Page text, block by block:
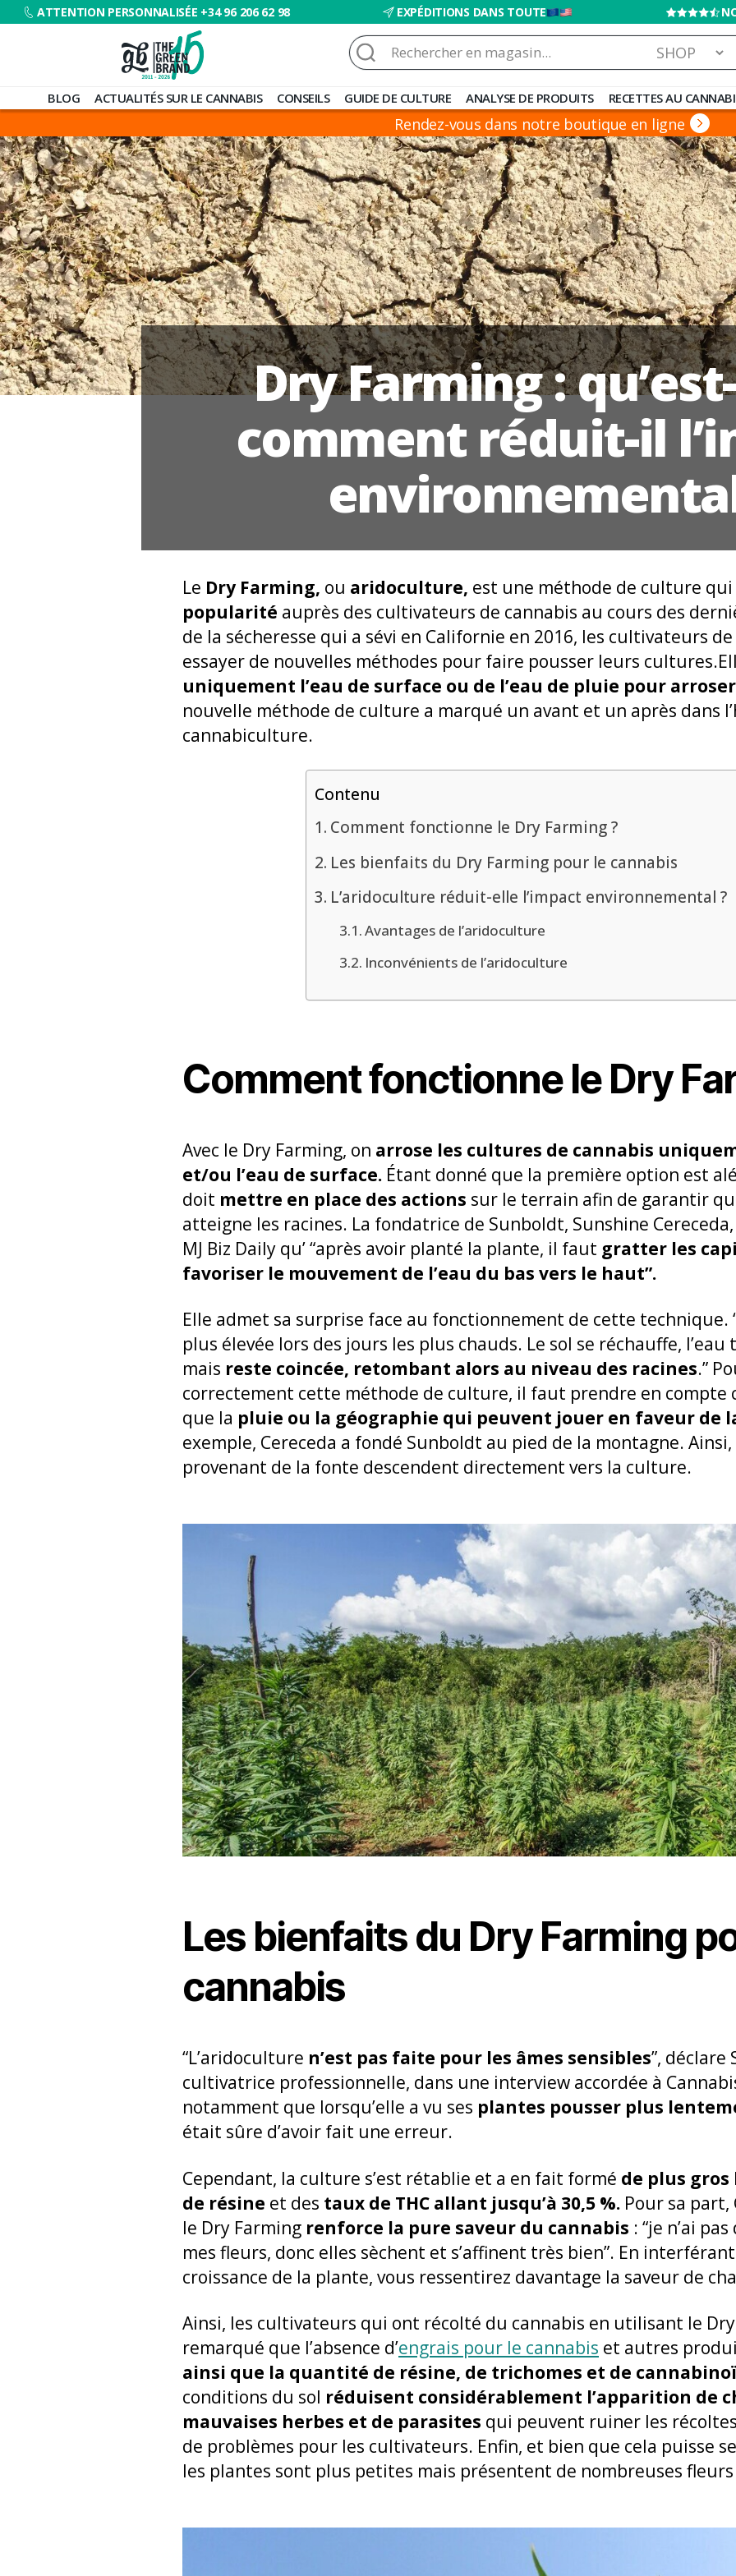
ATTENTION PERSONNALISÉE +34 96 206 62 98 EXPÉDITIONS DANS TOUTE
Blog
de
Barato
Rechercher :
BLOG ACTUALITÉS SUR LE CANNABIS CONSEILS GUIDE DE CULTURE ANALYSE DE PRODUITS RECETTES AU
Rendez-vous dans notre boutique en ligne
Dry Farming :
comment réduit-il
Le Dry Farming, ou aridoculture, est une méthode de culture qui
popularité auprès des cultivateurs de cannabis au cours des
de la sécheresse qui a sévi en Californie en 2016, les cultivateurs
essayer de nouvelles méthodes pour faire pousser leurs
uniquement l’eau de surface ou de l’eau de pluie pour
nouvelle méthode de culture a marqué un avant et un après dans
cannabiculture.
Contenu
Comment fonctionne le Dry Farming ?
Les bienfaits du Dry Farming pour le cannabis
L’aridoculture réduit-elle l’impact environnemental ?
Avantages de l’aridoculture
Inconvénients de l’aridoculture
Comment fonctionne le Dry
Avec le Dry Farming, on arrose les cultures de cannabis
et/ou l’eau de surface. Étant donné que la première option est
doit mettre en place des actions sur le terrain afin de garantir
atteigne les racines. La fondatrice de Sunboldt, Sunshine
MJ Biz Daily qu’ “après avoir planté la plante, il faut gratter les
favoriser le mouvement de l’eau du bas vers le haut”.
Elle admet sa surprise face au fonctionnement de cette technique.
plus élevée lors des jours les plus chauds. Le sol se réchauffe, l’eau
mais reste coincée, retombant alors au niveau des racines.”
correctement cette méthode de culture, il faut prendre en compte
que la pluie ou la géographie qui peuvent jouer en faveur de
exemple, Cereceda a fondé Sunboldt au pied de la montagne. Ainsi,
provenant de la fonte descendent directement vers la culture.
Les bienfaits du Dry Farming
cannabis
“L’aridoculture n’est pas faite pour les âmes sensibles”, déclare
cultivatrice professionnelle, dans une interview accordée à
notamment que lorsqu’elle a vu ses plantes pousser plus
était sûre d’avoir fait une erreur.
Cependant, la culture s’est rétablie et a en fait formé de plus
de résine et des taux de THC allant jusqu’à 30,5 %. Pour sa part,
le Dry Farming renforce la pure saveur du cannabis : “je n’ai
mes fleurs, donc elles sèchent et s’affinent très bien”. En
croissance de la plante, vous ressentirez davantage la saveur de
Ainsi, les cultivateurs qui ont récolté du cannabis en utilisant le
remarqué que l’absence d’engrais pour le cannabis et autres
ainsi que la quantité de résine, de trichomes et de
conditions du sol réduisent considérablement l’apparition de
mauvaises herbes et de parasites qui peuvent ruiner les
de problèmes pour les cultivateurs. Enfin, et bien que cela puisse
les plantes sont plus petites mais présentent de nombreuses